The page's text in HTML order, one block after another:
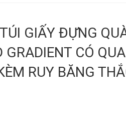
GIẤY ĐỰNG
CÓ
RUY BĂNG